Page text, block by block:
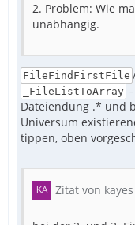
2. Problem: Wie
unabhängig.
FileFindFirstFile
_FileListToArray
Dateiendung .* und
Universum
tippen, oben
Zitat von kayes